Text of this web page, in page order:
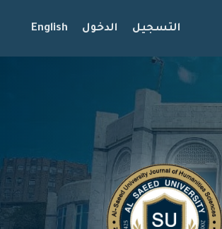
التسجيل الدخول English